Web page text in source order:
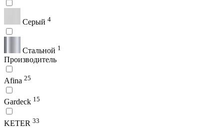
Серый 4
Стальной 1
Производитель
Afina 25
Gardeck 15
KETER 33